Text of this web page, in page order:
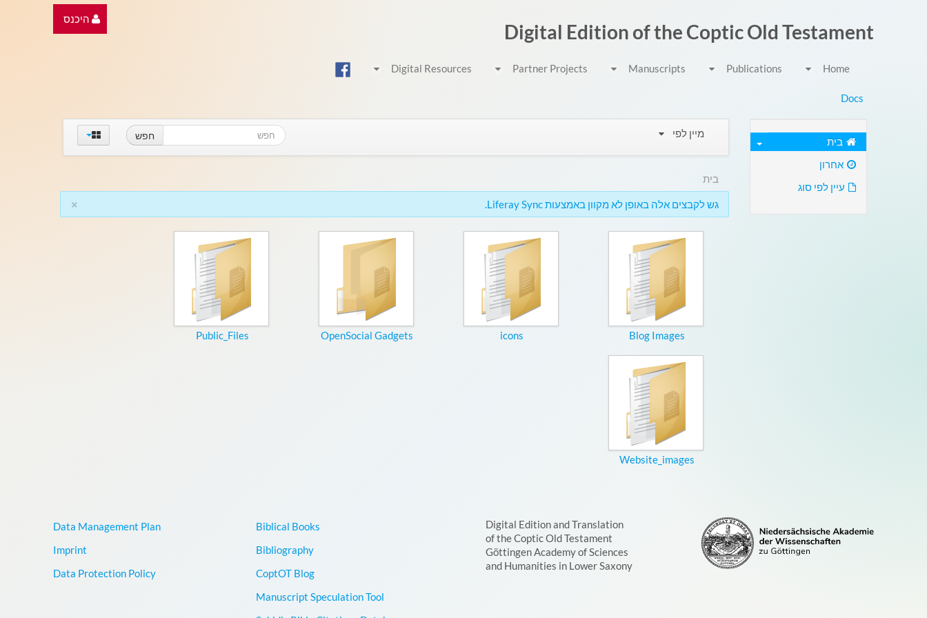
היכנס
Digital Edition of the Coptic Old Testament
Home
Publications
Manuscripts
Partner Projects
Digital Resources
Docs
בית
אחרון
עיין לפי סוג
מיין לפי חפש
בית
× גש לקבצים אלה באופן לא מקוון באמצעות Liferay Sync.
Blog Images
icons
OpenSocial Gadgets
Public_Files
Website_images
Digital Edition and Translation
of the Coptic Old Testament
Göttingen Academy of Sciences
and Humanities in Lower Saxony
Biblical Books
Bibliography
CoptOT Blog
Manuscript Speculation Tool
Data Management Plan
Imprint
Data Protection Policy